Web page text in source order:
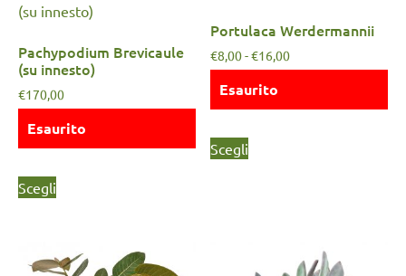
Pachypodium Brevicaule
(su innesto)
€170,00
Esaurito
Scegli
Portulaca Werdermannii
€8,00-€16,00
Esaurito
Scegli